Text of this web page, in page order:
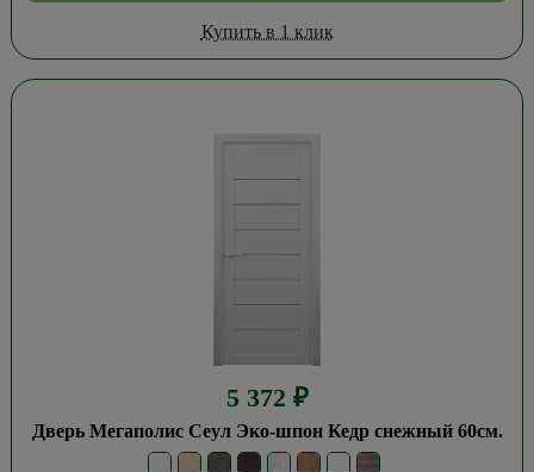
Купить в 1 клик
5 372 ₽
Дверь Мегаполис Сеул Эко-шпон Кедр снежный 60см.